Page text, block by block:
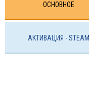
ОСНОВНОЕ
АКТИВАЦИЯ - STEAM